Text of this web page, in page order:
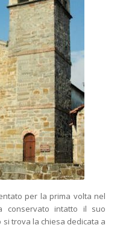
per la prima volta nel
conservato intatto il suo
trova la chiesa dedicata a